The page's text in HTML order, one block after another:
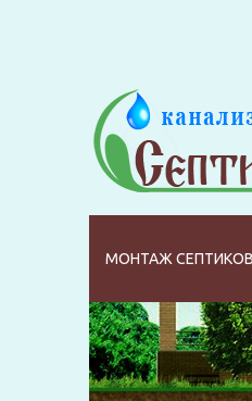
МОНТАЖ СЕПТИКОВ